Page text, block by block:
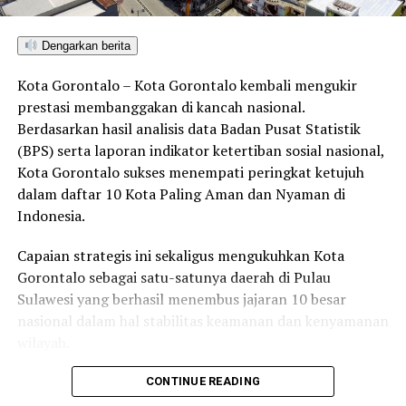
Terpisah, Kepala Inspektorat Kota Gorontalo Nuryanto
ini Pemkot Gorontalo nantinya akan menjadi rujukan
dipastikan akan membantu daerah lain untuk melakukan
langkah yang sudah dilaksanakan sebelumnya.
Dalam MCP di Provinsi Gorontalo, Kota Gorontalo
menularkan kepada daerah-daerah lain, untuk
mengambil langkah-langkah sebagaimana yang telah
dibuat oleh Kota Gorontalo, dalam merealisasikan
RELATED TOPICS:
KOTA GORONTALO
Hari Ini UNG Gelar Pemilihan BEM
Dengarkan berita
Kota Gorontalo – Kota Gorontalo kembali mengukir
prestasi membanggakan di kancah nasional.
Berdasarkan hasil analisis data Badan Pusat Statistik
(BPS) serta laporan indikator ketertiban sosial nasional,
Kota Gorontalo sukses menempati peringkat ketujuh
dalam daftar 10 Kota Paling Aman dan Nyaman di
Indonesia.
Capaian strategis ini sekaligus mengukuhkan Kota
Gorontalo sebagai satu-satunya daerah di Pulau
Sulawesi yang berhasil menembus jajaran 10 besar
nasional dalam hal stabilitas keamanan dan kenyamanan
Sebagai pusat pemerintahan, pertumbuhan ekonomi,
CONTINUE READING